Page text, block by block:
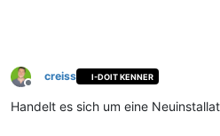
Offline
creiss I-DOIT KENNER
Handelt es sich um eine